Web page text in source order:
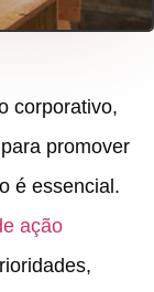
corporativo,
promover
é essencial.
ação